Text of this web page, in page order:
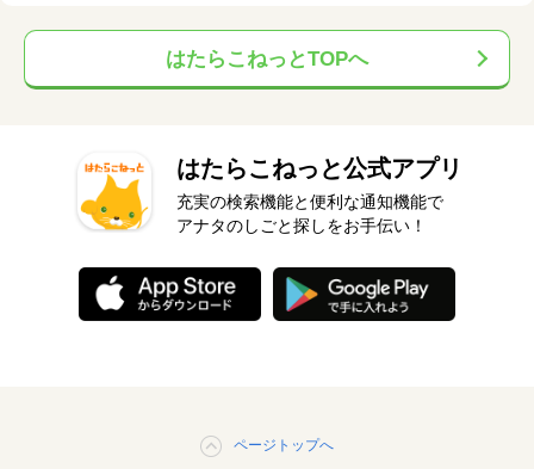
はたらこねっとTOPへ
はたらこねっと公式アプリ
充実の検索機能と便利な通知機能で
アナタのしごと探しをお手伝い！
ページトップへ